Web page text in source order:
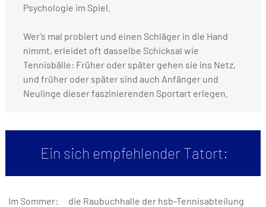
Psychologie im Spiel.
Wer’s mal probiert und einen Schläger in die Hand
nimmt, erleidet oft dasselbe Schicksal wie
Tennisbälle: Früher oder später gehen sie ins Netz,
und früher oder später sind auch Anfänger und
Neulinge dieser faszinierenden Sportart erlegen.
Ein sich empfehlender Tatort:
Im Sommer:
die Raubuchhalle der hsb-Tennisabteilung